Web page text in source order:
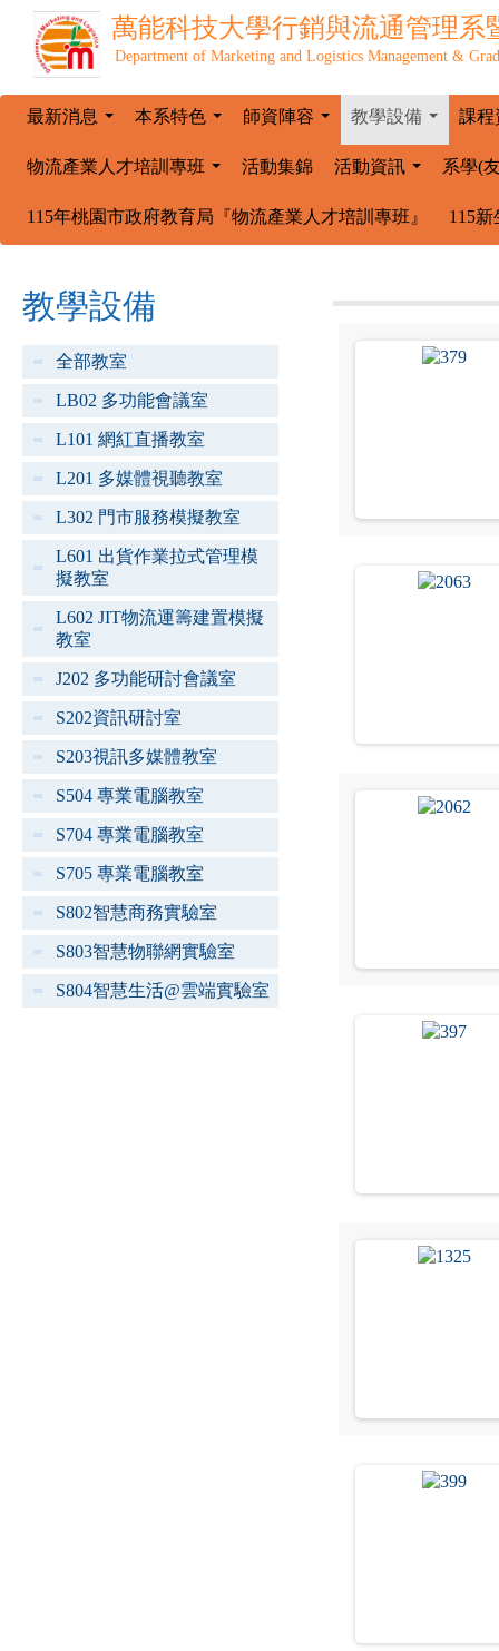
萬能科技大學行銷與流通管理系
Department of Marketing and Logistics Management &
最新消息 本系特色 師資陣容 教學設備 課程
物流產業人才培訓專班 活動集錦 活動資訊 系學(
115年桃園市政府教育局『物流產業人才培訓專班』 115
教學設備
全部教室
LB02 多功能會議室
L101 網紅直播教室
L201 多媒體視聽教室
L302 門市服務模擬教室
L601 出貨作業拉式管理模
擬教室
L602 JIT物流運籌建置模擬
教室
J202 多功能研討會議室
S202資訊研討室
S203視訊多媒體教室
S504 專業電腦教室
S704 專業電腦教室
S705 專業電腦教室
S802智慧商務實驗室
S803智慧物聯網實驗室
S804智慧生活@雲端實驗室